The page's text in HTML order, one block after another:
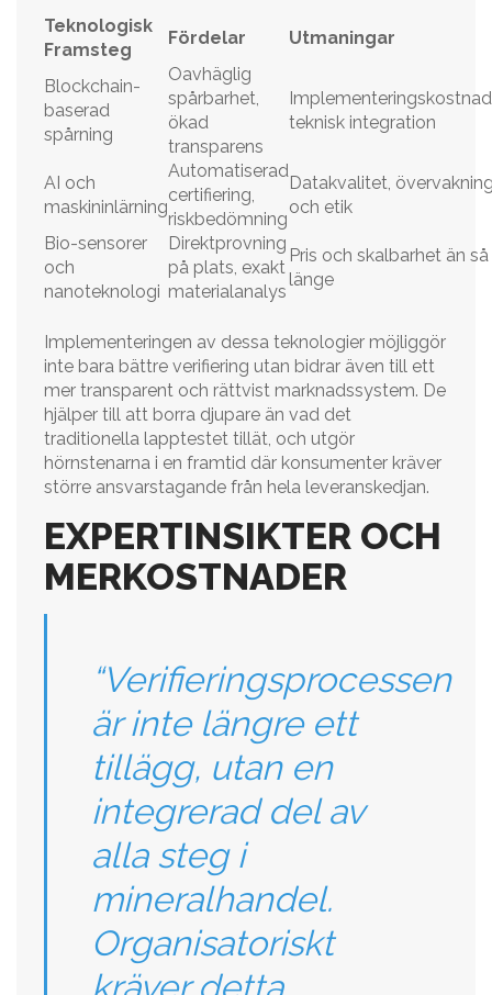
Teknologisk
Framsteg
Fördelar Utmaningar
Blockchain-
baserad
spårning
Oavhäglig
spårbarhet,
ökad
transparens
teknisk integration
AI och
maskininlärning
Automatiserad
certifiering,
riskbedömning
Datakvalitet,
och etik
Bio-sensorer
och
nanoteknologi
Direktprovning
på plats, exakt
materialanalys
Pris och skalbarhet än så
länge
Implementeringen av dessa teknologier möjliggör
inte bara bättre verifiering utan bidrar även till ett
mer transparent och rättvist marknadssystem. De
hjälper till att borra djupare än vad det
traditionella lapptestet tillät, och utgör
hörnstenarna i en framtid där konsumenter kräver
större ansvarstagande från hela leveranskedjan.
EXPERTINSIKTER OCH
MERKOSTNADER
“Verifieringsprocessen
är inte längre ett
tillägg, utan en
integrerad del av
alla steg i
mineralhandel.
Organisatoriskt
kräver detta